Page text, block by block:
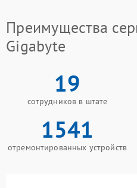
Преимущества
Gigabyte
19
сотрудников в штате
1541
отремонтированных устройств